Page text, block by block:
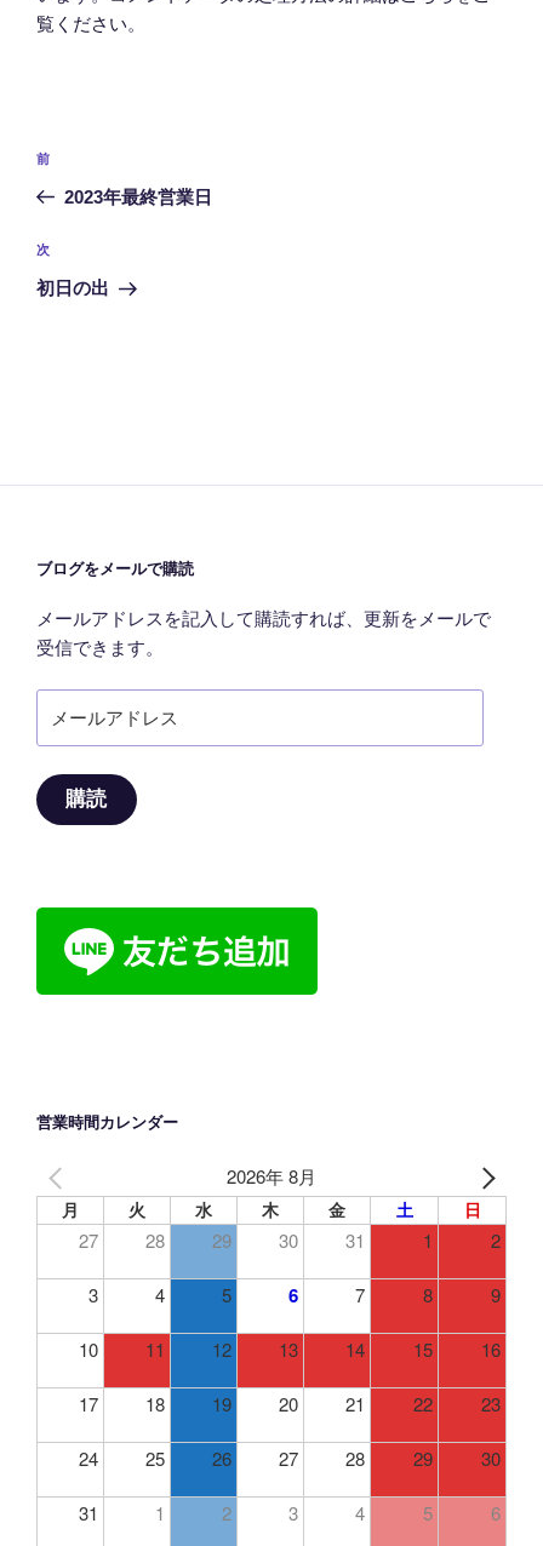
覧ください。
投
ビ
ゲ
前
の
稿
前
2023年最終営業日
次
の
次
初日の出
ブログをメールで購読
メールアドレスを記入して購読すれば、更新をメールで
受信できます。
ー
ア
ド
購読
営業時間カレンダー
2026年 8月
月 火 水 木 金 土 日
27 28 29 30 31 1 2
3 4 5 6 7 8 9
10 11 12 13 14 15 16
17 18 19 20 21 22 23
24 25 26 27 28 29 30
31 1 2 3 4 5 6